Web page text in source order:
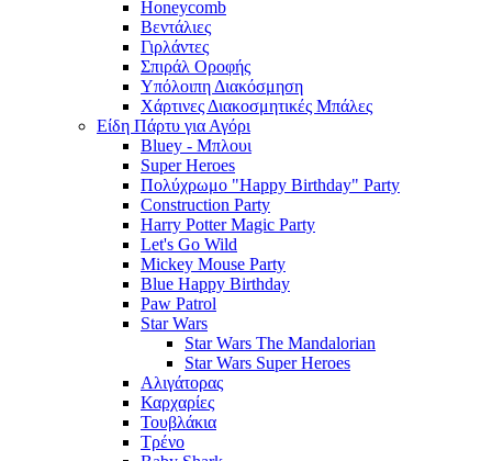
Honeycomb
Βεντάλιες
Γιρλάντες
Σπιράλ Οροφής
Υπόλοιπη Διακόσμηση
Χάρτινες Διακοσμητικές Μπάλες
Είδη Πάρτυ για Αγόρι
Bluey - Μπλουι
Super Heroes
Πολύχρωμο "Happy Birthday" Party
Construction Party
Harry Potter Magic Party
Let's Go Wild
Mickey Mouse Party
Blue Happy Birthday
Paw Patrol
Star Wars
Star Wars The Mandalorian
Star Wars Super Heroes
Αλιγάτορας
Καρχαρίες
Τουβλάκια
Τρένο